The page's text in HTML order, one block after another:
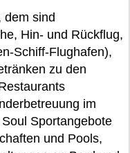
dem sind
Hin- und Rückflug,
Schiff-Flughafen),
zu den
im
Sportangebote
und Pools,